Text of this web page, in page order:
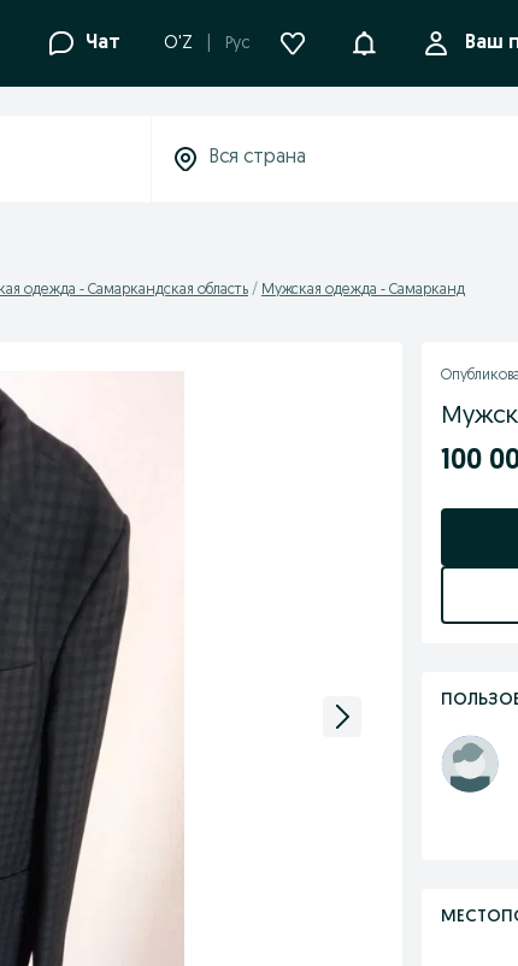
Чат O'Z Рус УведомленияВаш
одежда - Самаркандская область Мужская одежда - Самарканд
100